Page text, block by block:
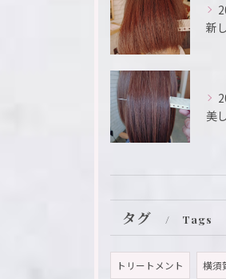
タグ Tags
トリートメント 横須